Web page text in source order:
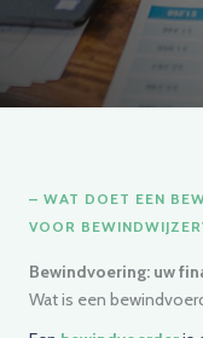
– WAT DOET EEN
VOOR
Bewindvoering: uw
Wat is een